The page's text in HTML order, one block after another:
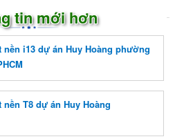
tin mới hơn
nền i13 dự án Huy Hoàng phường
nền T8 dự án Huy Hoàng